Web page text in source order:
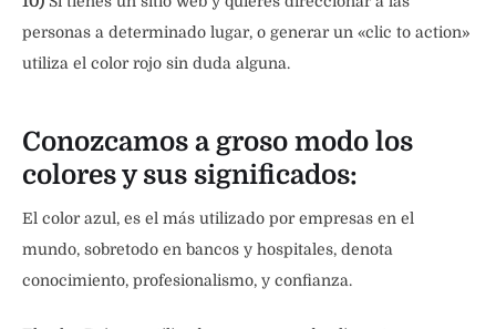
personas a determinado lugar, o generar un «clic to action»
utiliza el color rojo sin duda alguna.
Conozcamos a groso modo los
colores y sus significados:
El color azul, es el más utilizado por empresas en el
mundo, sobretodo en bancos y hospitales, denota
conocimiento, profesionalismo, y confianza.